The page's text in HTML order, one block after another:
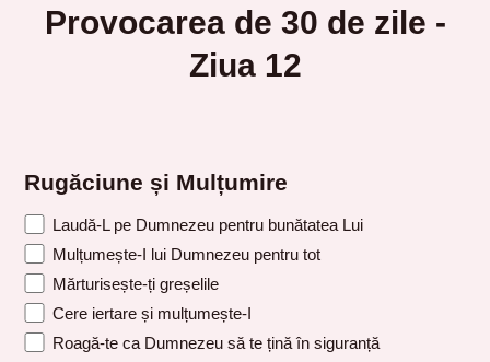
Provocarea de 30 de zile -
Ziua 12
Rugăciune și Mulțumire
Laudă-L pe Dumnezeu pentru bunătatea Lui
Mulțumește-I lui Dumnezeu pentru tot
Mărturisește-ți greșelile
Cere iertare și mulțumește-I
Roagă-te ca Dumnezeu să te țină în siguranță